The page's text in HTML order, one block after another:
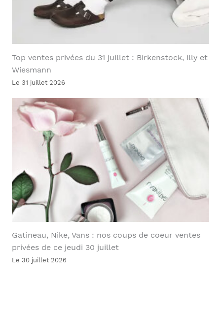
Top ventes privées du 31 juillet : Birkenstock, illy et
Wiesmann
Le 31 juillet 2026
Gatineau, Nike, Vans : nos coups de coeur ventes
privées de ce jeudi 30 juillet
Le 30 juillet 2026